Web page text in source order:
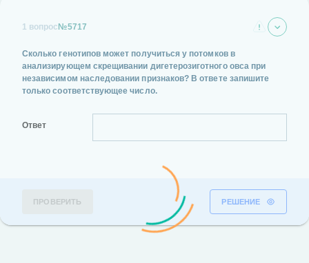
1 вопрос №5717
Сколько генотипов может получиться у потомков в
анализирующем скрещивании дигетерозиготного овса при
независимом наследовании признаков? В ответе запишите
только соответствующее число.
Ответ
ПРОВЕРИТЬ РЕШЕНИЕ